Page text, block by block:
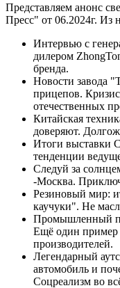
Представляем анонс
Пресс" от 06.2024г. Из
Интервью с
дилером
бренда.
Новости завода
прицепов.
отечественных
Китайская
доверяют.
Итоги выставки
тенденции
Следуй за
-Москва.
Резиновый мир:
каучуки". Не
Промышленный
Ещё один пример
производителей.
Легендарный
автомобиль и
Соцреализм во